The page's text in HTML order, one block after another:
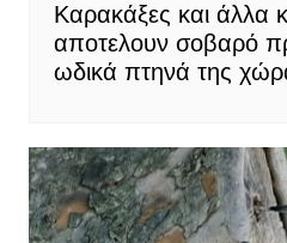
Καρακάξες και άλλα
αποτελουν σοβαρό
ωδικά πτηνά της